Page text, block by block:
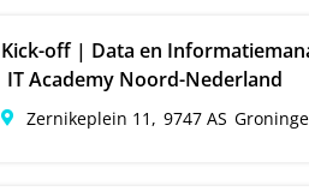
Kick-off | Data en
IT Academy Noord-Nederland
Zernikeplein 11, 9747 AS